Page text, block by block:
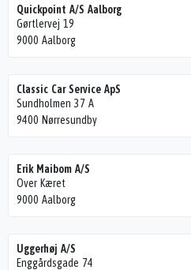
Quickpoint A/S Aalborg
Gørtlervej 19
9000 Aalborg
Classic Car Service ApS
Sundholmen 37 A
9400 Nørresundby
Erik Maibom A/S
Over Kæret
9000 Aalborg
Uggerhøj A/S
Enggårdsgade 74